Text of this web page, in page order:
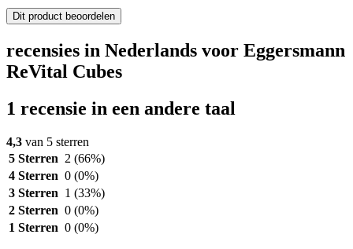
Dit product beoordelen
recensies in Nederlands voor Eggersmann
ReVital Cubes
1 recensie in een andere taal
4,3 van 5 sterren
5 Sterren 2 (66%)
4 Sterren 0 (0%)
3 Sterren 1 (33%)
2 Sterren 0 (0%)
1 Sterren 0 (0%)